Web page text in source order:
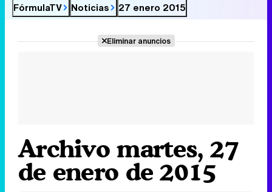
FórmulaTV Noticias 27 enero 2015
Eliminar anuncios
Archivo martes, 27
de enero de 2015